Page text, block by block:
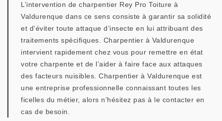
L’intervention de charpentier Rey Pro Toiture à
Valdurenque dans ce sens consiste à garantir sa solidité
et d’éviter toute attaque d’insecte en lui attribuant des
traitements spécifiques. Charpentier à Valdurenque
intervient rapidement chez vous pour remettre en état
votre charpente et de l’aider à faire face aux attaques
des facteurs nuisibles. Charpentier à Valdurenque est
une entreprise professionnelle connaissant toutes les
ficelles du métier, alors n’hésitez pas à le contacter en
cas de besoin.